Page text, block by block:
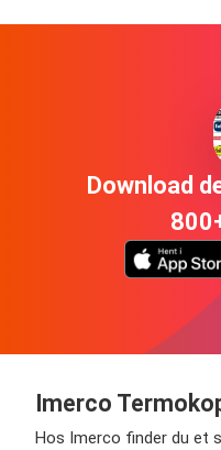
Download
Imerco
Hos Imerco finder du et